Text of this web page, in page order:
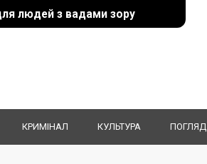
людей з вадами зору
КРИМІНАЛ КУЛЬТУРА ПОГЛЯД